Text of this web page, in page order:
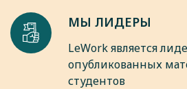
МЫ ЛИДЕРЫ
LeWork является
опубликованных
студентов